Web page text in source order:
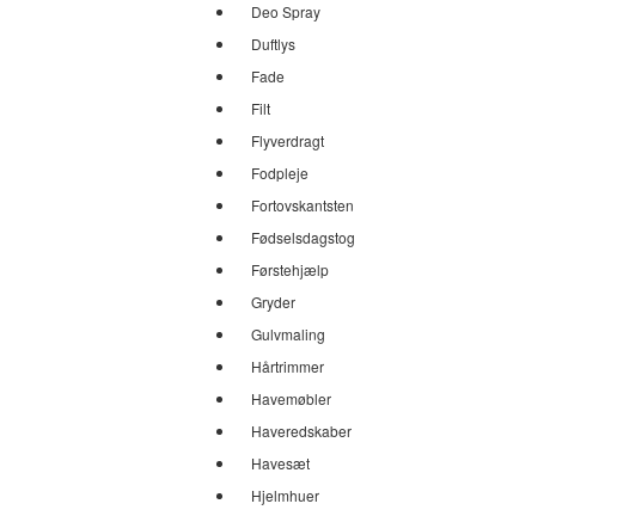
Deo Spray
Duftlys
Fade
Filt
Flyverdragt
Fodpleje
Fortovskantsten
Fødselsdagstog
Førstehjælp
Gryder
Gulvmaling
Hårtrimmer
Havemøbler
Haveredskaber
Havesæt
Hjelmhuer